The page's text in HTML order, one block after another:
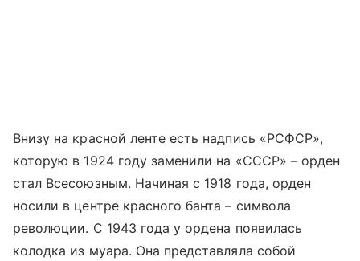
Внизу на красной ленте есть надпись «РСФСР»,
которую в 1924 году заменили на «СССР» – орден
стал Всесоюзным. Начиная с 1918 года, орден
носили в центре красного банта – символа
революции. С 1943 года у ордена появилась
колодка из муара. Она представляла собой